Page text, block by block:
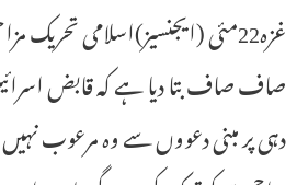
غزہ22مئی (ایجنسیز)اسلامی
صاف صاف بتا دیا ہے کہ قابض
دہی پر مبنی دعووں سے وہ مرعوب